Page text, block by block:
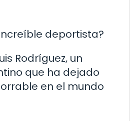
deportista?
Rodríguez, un
que ha dejado
en el mundo